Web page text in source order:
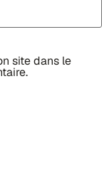
site dans le